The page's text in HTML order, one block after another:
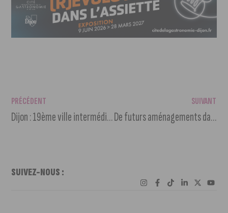
PRÉCÉDENT
Dijon : 19ème ville intermédiaire la plus verte de France
SUIVANT
De futurs aménagements dans les espaces verts dijonnais
SUIVEZ-NOUS :